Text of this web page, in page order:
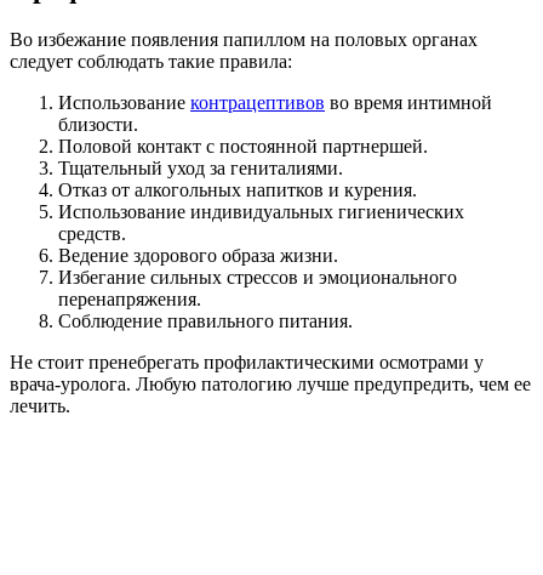
Во избежание появления папиллом на половых органах
следует соблюдать такие правила:
Использование контрацептивов во время интимной
близости.
Половой контакт с постоянной партнершей.
Тщательный уход за гениталиями.
Отказ от алкогольных напитков и курения.
Использование индивидуальных гигиенических
средств.
Ведение здорового образа жизни.
Избегание сильных стрессов и эмоционального
перенапряжения.
Соблюдение правильного питания.
Не стоит пренебрегать профилактическими осмотрами у
врача-уролога. Любую патологию лучше предупредить, чем ее
лечить.